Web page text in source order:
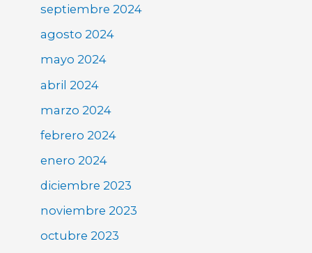
septiembre 2024
agosto 2024
mayo 2024
abril 2024
marzo 2024
febrero 2024
enero 2024
diciembre 2023
noviembre 2023
octubre 2023